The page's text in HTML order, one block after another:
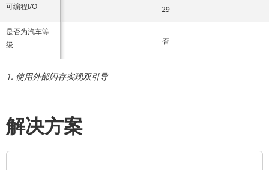
可编程I/O 29
是否为汽车等
级
否
1. 使用外部闪存实现双引导
解决方案